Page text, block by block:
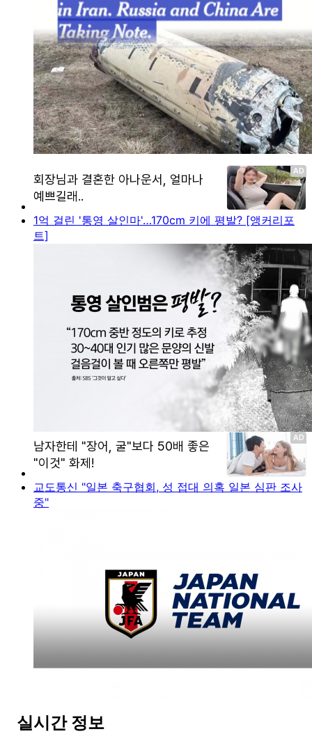
1억 걸린 '통영 살인마'…170cm 키에 평발? [앵커리포
트]
교도통신 "일본 축구협회, 성 접대 의혹 일본 심판 조사
중"
실시간 정보